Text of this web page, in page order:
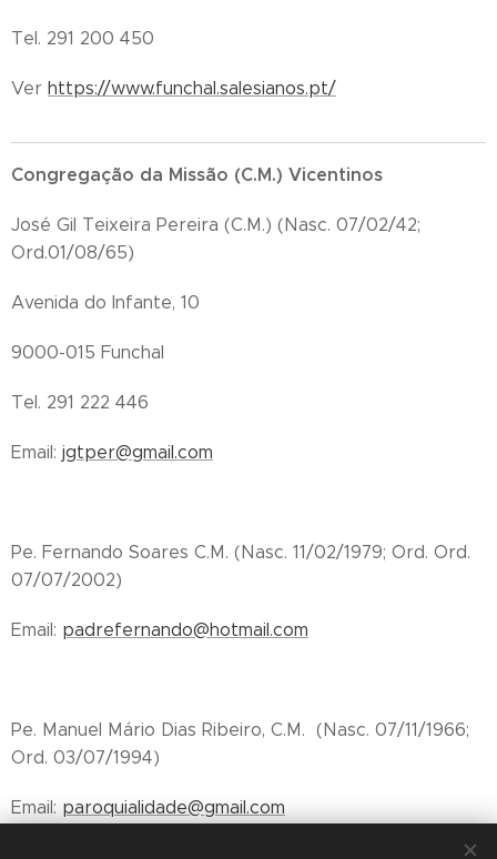
Tel. 291 200 450
Ver https://www.funchal.salesianos.pt/
Congregação da Missão (C.M.) Vicentinos
José Gil Teixeira Pereira (C.M.) (Nasc. 07/02/42;
Ord.01/08/65)
Avenida do Infante, 10
9000-015 Funchal
Tel. 291 222 446
Email: jgtper@gmail.com
Pe. Fernando Soares C.M. (Nasc. 11/02/1979; Ord. Ord.
07/07/2002)
Email: padrefernando@hotmail.com
Pe. Manuel Mário Dias Ribeiro, C.M. (Nasc. 07/11/1966;
Ord. 03/07/1994)
Email: paroquialidade@gmail.com